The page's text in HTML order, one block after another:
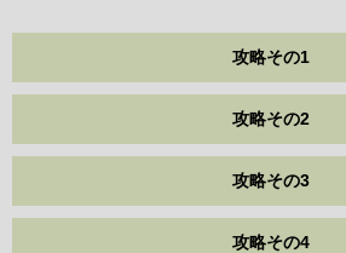
攻略その1
攻略その2
攻略その3
攻略その4